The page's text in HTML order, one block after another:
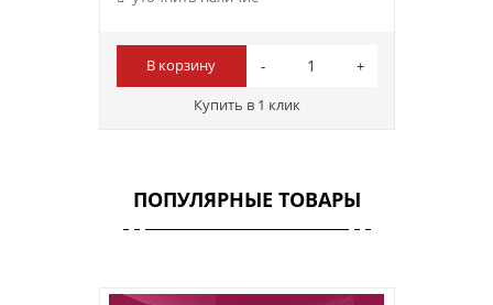
В корзину
Купить в 1 клик
ПОПУЛЯРНЫЕ ТОВАРЫ